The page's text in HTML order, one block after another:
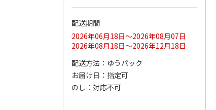
ドジャース 大谷翔
平 日本人最多53試
合連続出塁記念 シ
ル…
17,000円
(送料・税込)
谷翔平 2026 NL 3・
4月投手…
配送期間
2026年06月18日～2026年08月07日
2026年08月18日～2026年12月18日
配送方法
ゆうパック
お届け日
指定可
のし
対応不可